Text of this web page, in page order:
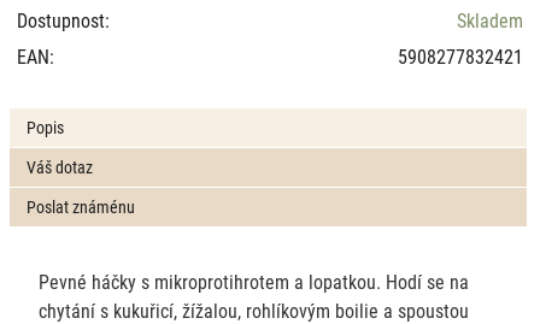
Dostupnost:
Skladem
EAN:
5908277832421
Popis
Váš dotaz
Poslat známénu
Pevné háčky s mikroprotihrotem a lopatkou. Hodí se na
chytání s kukuřicí, žížalou, rohlíkovým boilie a spoustou